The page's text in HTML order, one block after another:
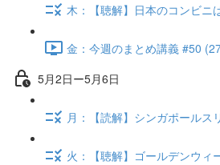
木：【聴解】日本のコンビニ
金：今週のまとめ講義 #50
5月2日ー5月6日
月：【読解】シンガポールス
火：【聴解】ゴールデンウィ